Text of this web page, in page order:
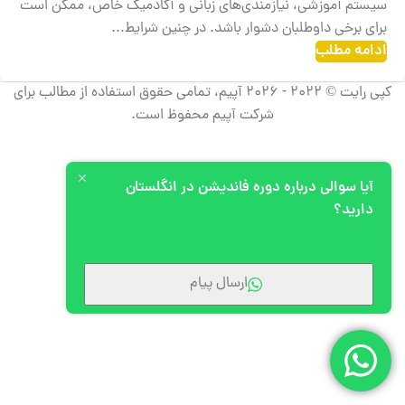
سیستم آموزشی، نیازمندی‌های زبانی و آکادمیک خاص، ممکن است
برای برخی داوطلبان دشوار باشد. در چنین شرایط...
ادامه مطلب
کپی رایت © 2022 - 2026 آپیم، تمامی حقوق استفاده از مطالب برای
شرکت آپیم محفوظ است.
آیا سوالی درباره دوره فاندیشن در انگلستان
دارید؟
ارسال پیام